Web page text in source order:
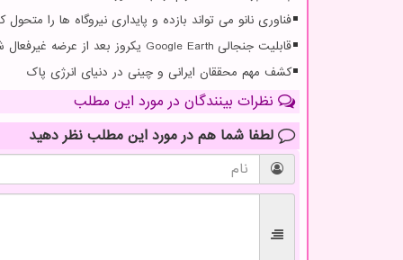
فناوری نانو می تواند بازده و پایداری نیروگاه ها را متحول
قابلیت جنجالی Google Earth یکروز بعد از عرضه غیرفعال شد
کشف مهم محققان ایرانی و چینی در دنیای انرژی پاک
نظرات بینندگان در مورد این مطلب
لطفا شما هم در مورد این مطلب نظر دهید